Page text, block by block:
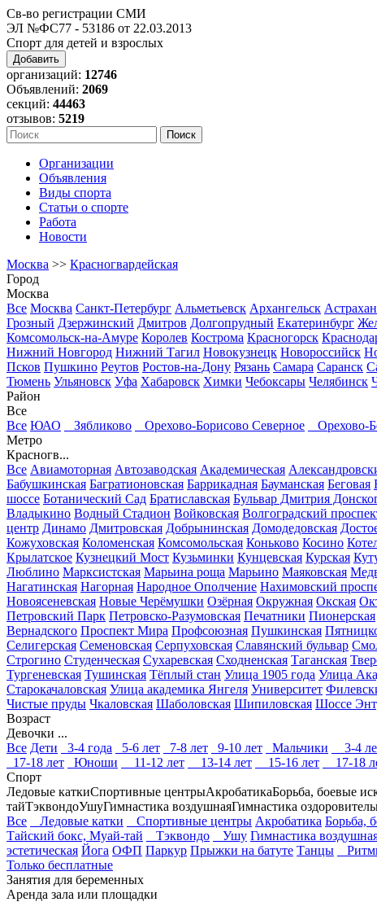
Св-во регистрации СМИ
ЭЛ №ФС77 - 53186 от 22.03.2013
Спорт для детей и взрослых
Добавить
организаций: 12746
Объявлений: 2069
секций: 44463
отзывов: 5219
Организации
Объявления
Виды спорта
Статьи о спорте
Работа
Новости
Москва >> Красногвардейская
Город
Москва
Все Москва Санкт-Петербург Альметьевск Архангельск
Грозный Дзержинский Дмитров Долгопрудный Екатеринбург
Комсомольск-на-Амуре Королев Кострома Красногорск
Нижний Новгород Нижний Тагил Новокузнецк Новороссийск
Псков Пушкино Реутов Ростов-на-Дону Рязань Самара Саранск
Тюмень Ульяновск Уфа Хабаровск Химки Чебоксары Челябинск
Район
Все
Все ЮАО Зябликово Орехово-Борисово Северное
Орехово-
Метро
Красногв...
Все Авиамоторная Автозаводская Академическая
Бабушкинская Багратионовская Баррикадная Бауманская Беговая
шоссе Ботанический Сад Братиславская Бульвар Дмитрия
Владыкино Водный Стадион Войковская Волгоградский
центр Динамо Дмитровская Добрынинская Домодедовская
Кожуховская Коломенская Комсомольская Коньково Косино
Крылатское Кузнецкий Мост Кузьминки Кунцевская Курская
Люблино Марксистская Марьина роща Марьино Маяковская
Нагатинская Нагорная Народное Ополчение Нахимовский
Новоясеневская Новые Черёмушки Озёрная Окружная Окская
Петровский Парк Петровско-Разумовская Печатники Пионерская
Вернадского Проспект Мира Профсоюзная Пушкинская
Селигерская Семеновская Серпуховская Славянский бульвар
Строгино Студенческая Сухаревская Сходненская Таганская
Тургеневская Тушинская Тёплый стан Улица 1905 года Улица
Старокачаловская Улица академика Янгеля Университет
Чистые пруды Чкаловская Шаболовская Шипиловская Шоссе
Возраст
Девочки ...
Все Дети 3-4 года 5-6 лет 7-8 лет 9-10 лет Мальчики 3-4
17-18 лет
Юноши 11-12 лет 13-14 лет 15-16 лет 17-18
Спорт
Ледовые каткиСпортивные центрыАкробатикаБорьба, боевые
тайТэквондоУшуГимнастика воздушнаяГимнастика
Все
Ледовые катки Спортивные центры Акробатика Борьба,
Тайский бокс, Муай-тай
Тэквондо Ушу Гимнастика
эстетическая Йога ОФП Паркур Прыжки на батуте Танцы
Только бесплатные
Занятия для беременных
Аренда зала или площадки